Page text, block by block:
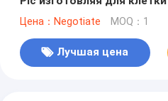
Цена：Negotiate MOQ：1
Лучшая цена